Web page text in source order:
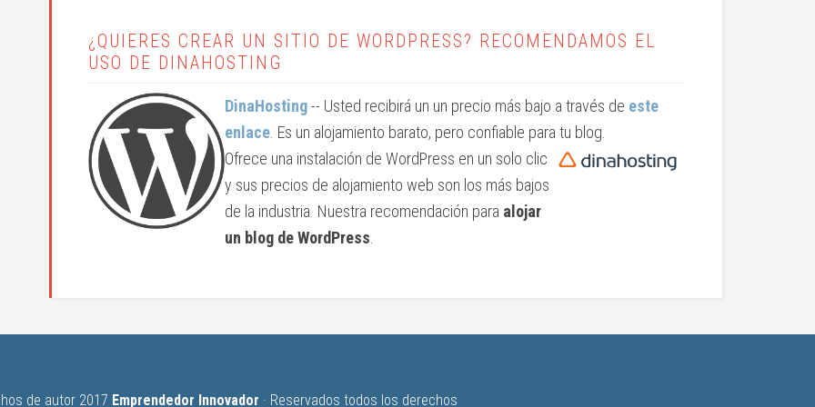
¿QUIERES CREAR UN SITIO DE WORDPRESS? RECOMENDAMOS EL
USO DE DINAHOSTING
DinaHosting-- Usted recibirá un un precio más bajo a través de este
enlace . Es un alojamiento barato, pero confiable para tu blog.
Ofrece una instalación de WordPress en un solo clic
y sus precios de alojamiento web son los más bajos
de la industria. Nuestra recomendación para alojar
un blog de WordPress
de autor 2017 Emprendedor Innovador · Reservados todos los derechos